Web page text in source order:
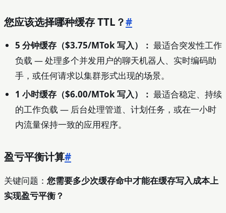
您应该选择哪种缓存 TTL？#
5 分钟缓存（$3.75/MTok 写入）： 最适合突发性工作
负载 — 处理多个并发用户的聊天机器人、实时编码助
手，或任何请求以集群形式出现的场景。
1 小时缓存（$6.00/MTok 写入）： 最适合稳定、持续
的工作负载 — 后台处理管道、计划任务，或在一小时
内流量保持一致的应用程序。
盈亏平衡计算#
关键问题： 您需要多少次缓存命中才能在缓存写入成本上
实现盈亏平衡？